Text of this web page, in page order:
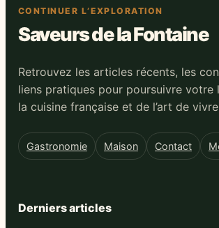
CONTINUER L’EXPLORATION
Saveurs de la Fontaine
Retrouvez les articles récents, les
liens pratiques pour poursuivre votre
la cuisine française et de l’art de
Gastronomie Maison Contact
Derniers articles